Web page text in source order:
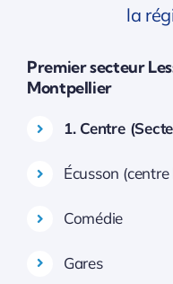
la
Premier secteur
Montpellier
1. Centre
Écusson
Comédie
Gares